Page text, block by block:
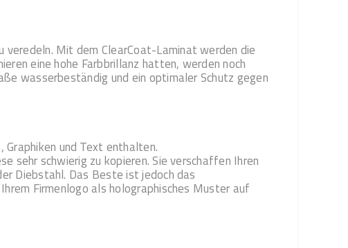
Mit dem ClearCoat-Laminat werden die
eine hohe Farbbrillanz hatten, werden noch
wasserbeständig und ein optimaler Schutz gegen
und Text enthalten.
sehr schwierig zu kopieren. Sie verschaffen Ihren
Diebstahl. Das Beste ist jedoch das
Firmenlogo als holographisches Muster auf